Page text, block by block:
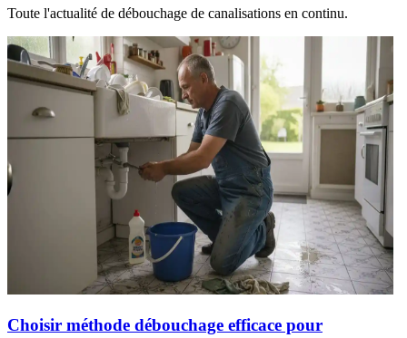
Toute l'actualité de débouchage de canalisations en continu.
Choisir méthode débouchage efficace pour